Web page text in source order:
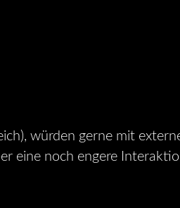
würden gerne mit
eine noch engere